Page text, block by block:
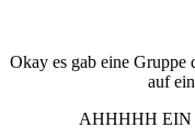
Okay es gab eine Gruppe
auf
AHHHHH EIN